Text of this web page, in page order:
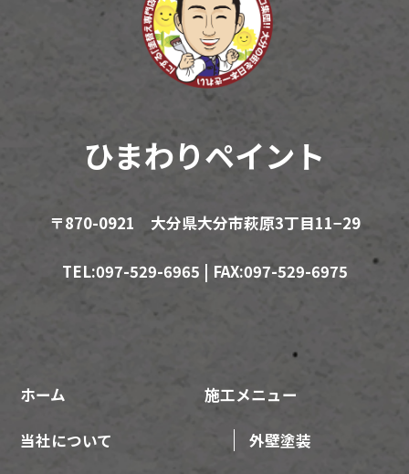
ひまわりペイント
〒870-0921 大分県大分市萩原3丁目11−29
TEL:097-529-6965 | FAX:097-529-6975
ホーム
当社について
施工メニュー
外壁塗装